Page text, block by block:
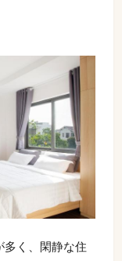
多く、閑静な住